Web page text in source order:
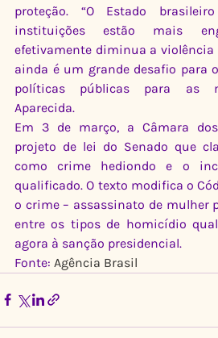
proteção. “O Estado
instituições estão mais
efetivamente diminua a
ainda é um grande desafio para
políticas públicas para as
Aparecida.
Em 3 de março, a Câmara
projeto de lei do Senado que
como crime hediondo e o
qualificado. O texto modifica o
o crime – assassinato de mulher
entre os tipos de homicídio
agora à sanção presidencial.
Fonte: Agência Brasil